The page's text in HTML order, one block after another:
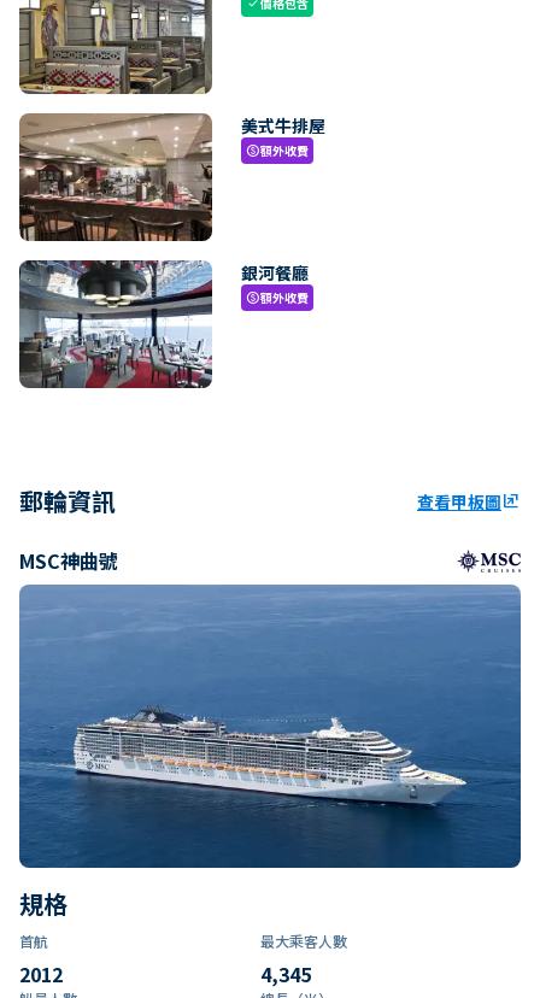
check
美式牛排屋
paid額外收費
銀河餐廳
paid額外收費
郵輪資訊 查看甲板圖ungroup
MSC神曲號
規格
首航
2012
最大乘客人數
4,345